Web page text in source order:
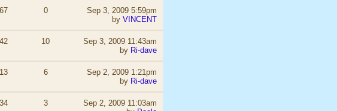
0
Sep 3, 2009 5:59pm
by VINCENT
10
Sep 3, 2009 11:43am
by Ri-dave
6
Sep 2, 2009 1:21pm
by Ri-dave
3
Sep 2, 2009 11:03am